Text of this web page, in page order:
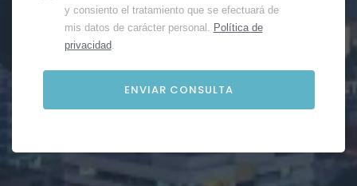
y consiento el tratamiento que se efectuará de
mis datos de carácter personal. Política de
privacidad.